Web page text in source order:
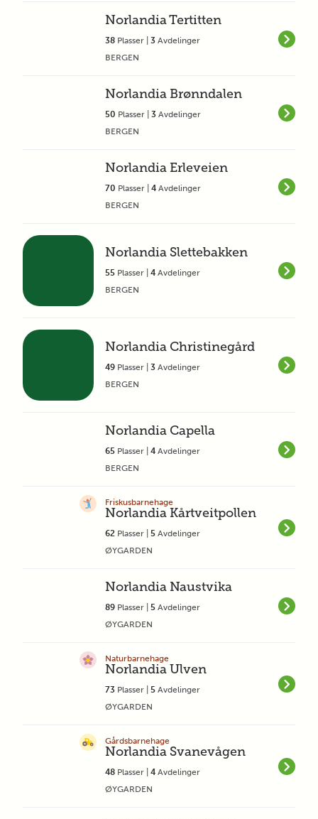
Norlandia Tertitten
38 Plasser | 3 Avdelinger
BERGEN
Norlandia Brønndalen
50 Plasser | 3 Avdelinger
BERGEN
Norlandia Erleveien
70 Plasser | 4 Avdelinger
BERGEN
Norlandia Slettebakken
55 Plasser | 4 Avdelinger
BERGEN
Norlandia Christinegård
49 Plasser | 3 Avdelinger
BERGEN
Norlandia Capella
65 Plasser | 4 Avdelinger
BERGEN
Friskusbarnehage
Norlandia Kårtveitpollen
62 Plasser | 5 Avdelinger
ØYGARDEN
Norlandia Naustvika
89 Plasser | 5 Avdelinger
ØYGARDEN
Naturbarnehage
Norlandia Ulven
73 Plasser | 5 Avdelinger
ØYGARDEN
Gårdsbarnehage
Norlandia Svanevågen
48 Plasser | 4 Avdelinger
ØYGARDEN